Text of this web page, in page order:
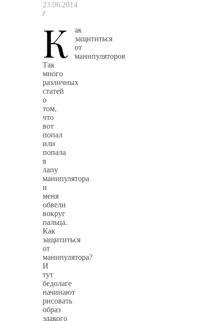
23.06.2014
/
К
ак
защититься
от
манипуляторов
Так
много
различных
статей
о
том,
что
вот
попал
или
попала
в
лапу
манипулятора
и
меня
обвели
вокруг
пальца.
Как
защититься
от
манипулятора?
И
тут
бедолаге
начинают
рисовать
образ
эдакого